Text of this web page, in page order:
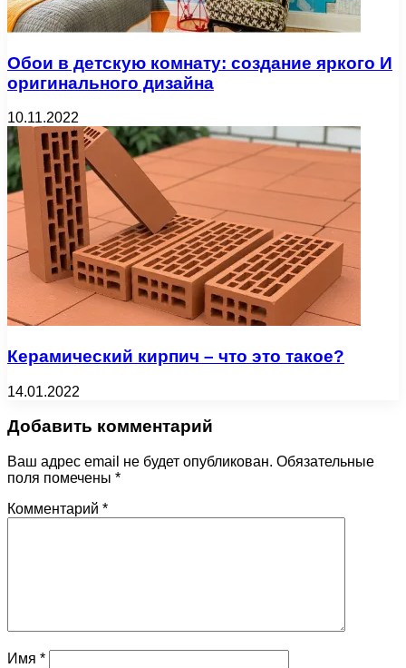
Обои в детскую комнату: создание яркого И
оригинального дизайна
10.11.2022
Керамический кирпич – что это такое?
14.01.2022
Добавить комментарий
Ваш адрес email не будет опубликован. Обязательные
поля помечены *
Комментарий *
Имя *